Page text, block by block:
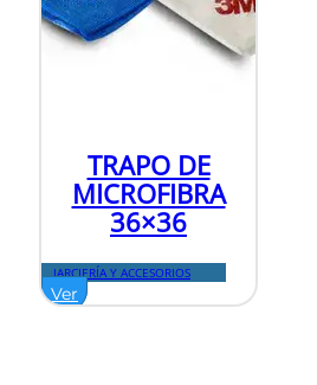
TRAPO DE
MICROFIBRA
36×36
JARCIERÍA Y ACCESORIOS
Ver